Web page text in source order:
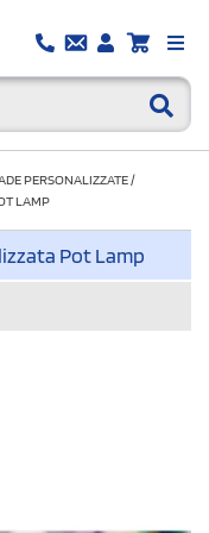
PERSONALIZZATE/
LAMP
Pot Lamp